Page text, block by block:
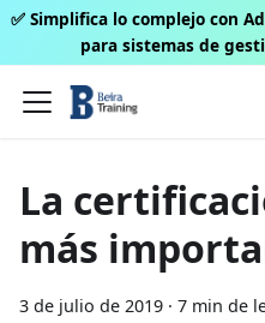
✅ Simplifica lo complejo con
para sistemas de
La
más
3 de julio de 2019 · 7 min de